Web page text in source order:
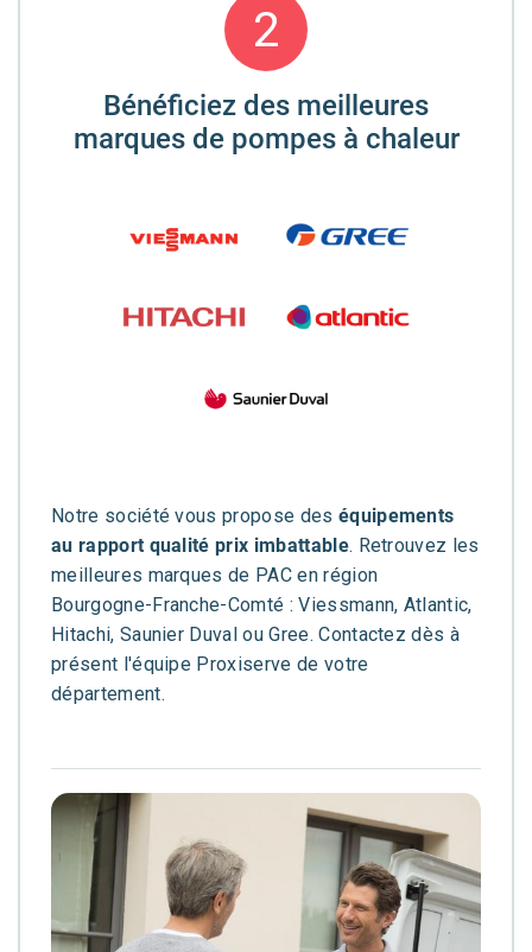
2
Bénéficiez des meilleures
marques de pompes à chaleur
Notre société vous propose des équipements
au rapport qualité prix imbattable. Retrouvez les
meilleures marques de PAC en région
Bourgogne-Franche-Comté : Viessmann, Atlantic,
Hitachi, Saunier Duval ou Gree. Contactez dès à
présent l'équipe Proxiserve de votre
département.